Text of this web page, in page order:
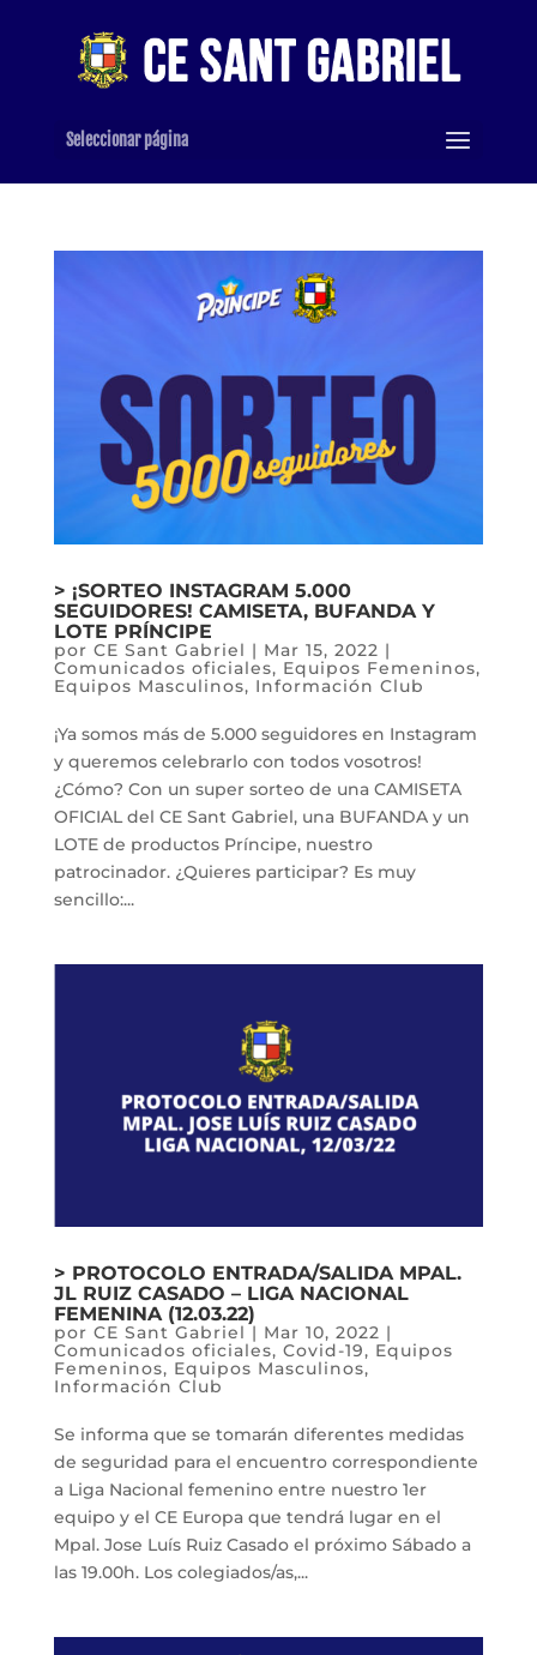
Seleccionar página
> ¡SORTEO INSTAGRAM 5.000
SEGUIDORES! CAMISETA, BUFANDA Y
LOTE PRÍNCIPE
por CE Sant Gabriel | Mar 15, 2022 |
Comunicados oficiales, Equipos Femeninos,
Equipos Masculinos, Información Club
¡Ya somos más de 5.000 seguidores en Instagram
y queremos celebrarlo con todos vosotros!
¿Cómo? Con un super sorteo de una CAMISETA
OFICIAL del CE Sant Gabriel, una BUFANDA y un
LOTE de productos Príncipe, nuestro
patrocinador. ¿Quieres participar? Es muy
sencillo:...
> PROTOCOLO ENTRADA/SALIDA MPAL.
JL RUIZ CASADO – LIGA NACIONAL
FEMENINA (12.03.22)
por CE Sant Gabriel | Mar 10, 2022 |
Comunicados oficiales, Covid-19, Equipos
Femeninos, Equipos Masculinos,
Información Club
Se informa que se tomarán diferentes medidas
de seguridad para el encuentro correspondiente
a Liga Nacional femenino entre nuestro 1er
equipo y el CE Europa que tendrá lugar en el
Mpal. Jose Luís Ruiz Casado el próximo Sábado a
las 19.00h. Los colegiados/as,...